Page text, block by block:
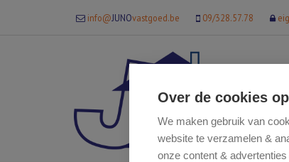
info@JUNOvastgoed.be 09/328.57.78
Over de cookies
We maken gebruik van
website te verzamelen &
onze content &